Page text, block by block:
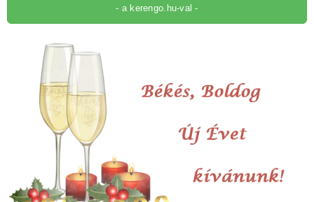
- a kerengo.hu-val -